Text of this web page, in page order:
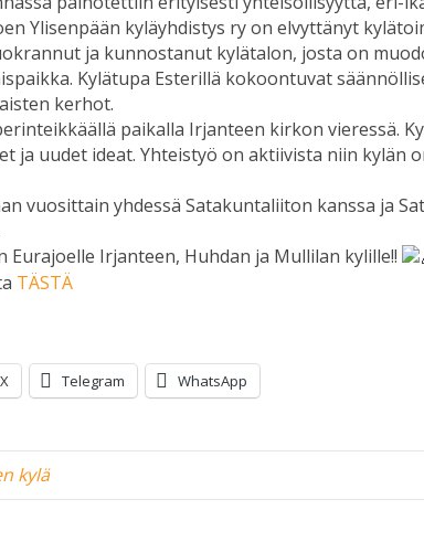
Ylisenpään kyläyhdistys ry on elvyttänyt
ja kunnostanut kylätalon, josta on
Kylätupa Esterillä kokoontuvat
kerhot.
paikalla Irjanteen kirkon vieressä.
ja uudet ideat. Yhteistyö on aktiivista niin kylän
vuosittain yhdessä Satakuntaliiton kanssa ja
Eurajoelle Irjanteen, Huhdan ja Mullilan kylille!!
TÄSTÄ
X Telegram WhatsApp
kylä